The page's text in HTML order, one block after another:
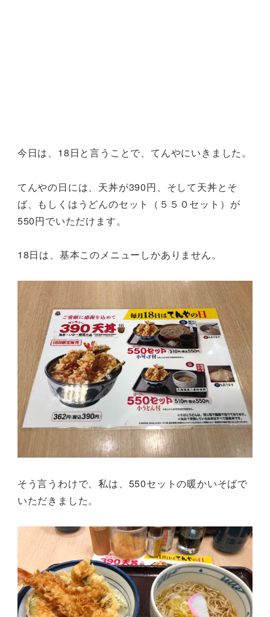
今日は、18日と言うことで、てんやにいきました。
てんやの日には、天丼が390円、そして天丼とそ
ば、もしくはうどんのセット（５５０セット）が
550円でいただけます。
18日は、基本このメニューしかありません。
そう言うわけで、私は、550セットの暖かいそばで
いただきました。